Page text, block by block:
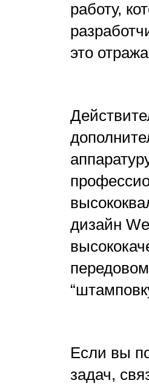
работу,
это
дизайн
Если вы
задач,